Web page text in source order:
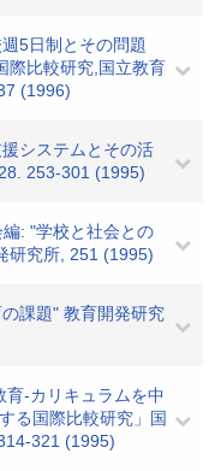
5日制とその問題
際比較研究,国立教育
(1996)
システムとその活
253-301 (1995)
: "学校と社会との
研究所, 251 (1995)
課題" 教育開発研究
育-カリキュラムを中
る国際比較研究」国
321 (1995)